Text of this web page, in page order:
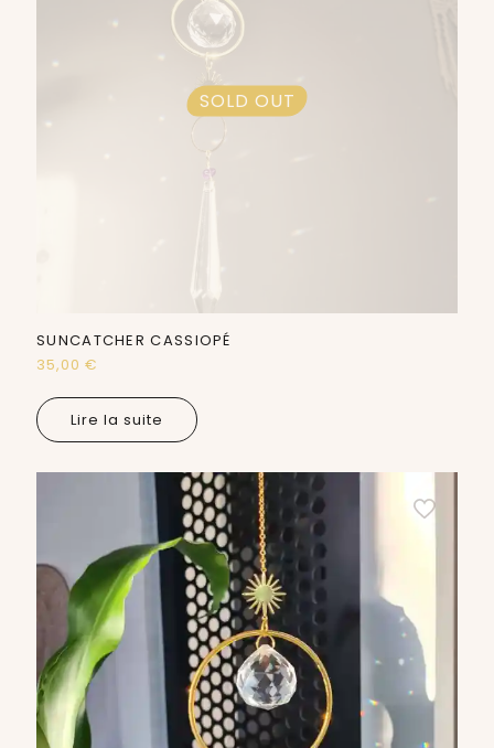
SOLD OUT
SUNCATCHER CASSIOPÉ
35,00 €
Lire la suite